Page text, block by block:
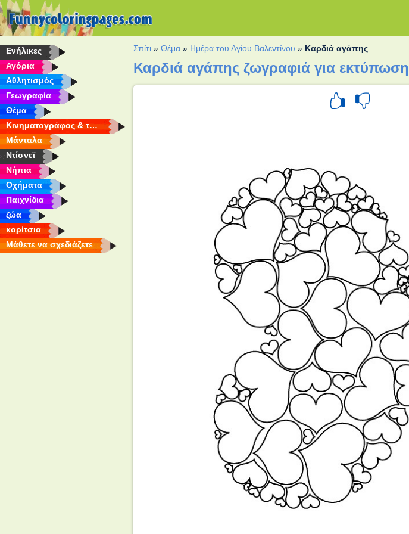
Eνήλικες
Αγόρια
Αθλητισμός
Γεωγραφία
Θέμα
Κινηματογράφος & τηλεόραση
Μάνταλα
Ντίσνεϊ
Νήπια
Οχήματα
Παιχνίδια
ζώα
κορίτσια
Μάθετε να σχεδιάζετε
Σπίτι »Θέμα » Ημέρα του Αγίου Βαλεντίνου » Καρδιά αγάπης
Καρδιά αγάπης ζωγραφιά για εκτύπωση